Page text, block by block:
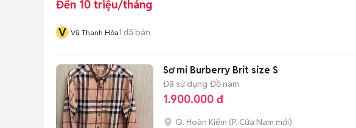
Đến 10 triệu/tháng
V Vũ Thanh Hòa1 đã bán
Sơ mi Burberry Brit size S
Đã sử dụng Đồ nam
1.900.000 đ
Q. Hoàn Kiếm (P. Cửa Nam mới)